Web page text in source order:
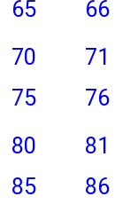
65
66
70
71
75
76
80
81
85
86